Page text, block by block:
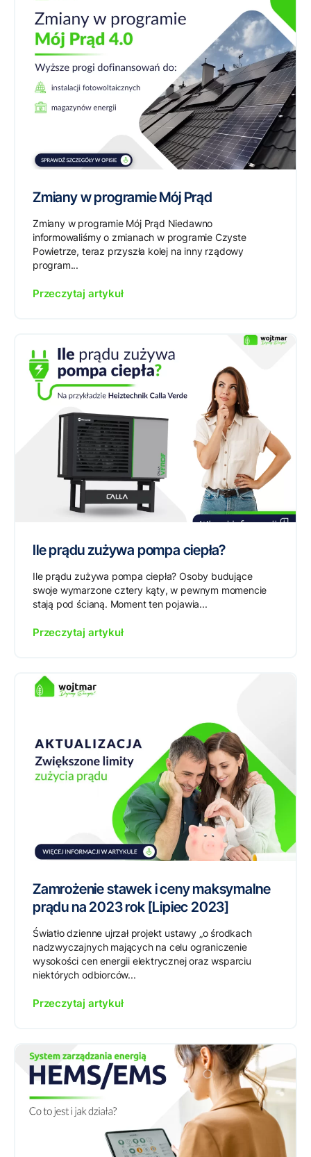
Zmiany w programie Mój Prąd
Zmiany w programie Mój Prąd Niedawno
informowaliśmy o zmianach w programie Czyste
Powietrze, teraz przyszła kolej na inny rządowy
program...
Przeczytaj artykuł
Ile prądu zużywa pompa ciepła?
Ile prądu zużywa pompa ciepła? Osoby budujące
swoje wymarzone cztery kąty, w pewnym momencie
stają pod ścianą. Moment ten pojawia...
Przeczytaj artykuł
Zamrożenie stawek i ceny maksymalne
prądu na 2023 rok [Lipiec 2023]
Światło dzienne ujrzał projekt ustawy „o środkach
nadzwyczajnych mających na celu ograniczenie
wysokości cen energii elektrycznej oraz wsparciu
niektórych odbiorców...
Przeczytaj artykuł